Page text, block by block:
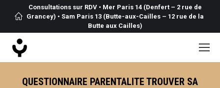
Consultations sur RDV • Mer Paris 14 (Denfert – 2 rue de
Grancey) • Sam Paris 13 (Butte-aux-Cailles – 12 rue de la
Butte aux Cailles)
QUESTIONNAIRE PARENTALITE TROUVER SA